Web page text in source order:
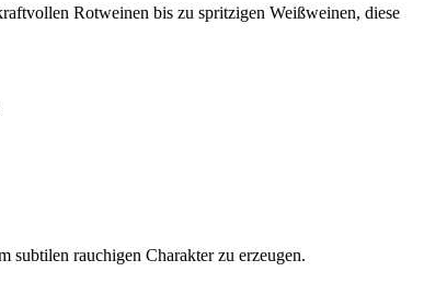
Rotweinen bis zu spritzigen Weißweinen, diese
subtilen rauchigen Charakter zu erzeugen.